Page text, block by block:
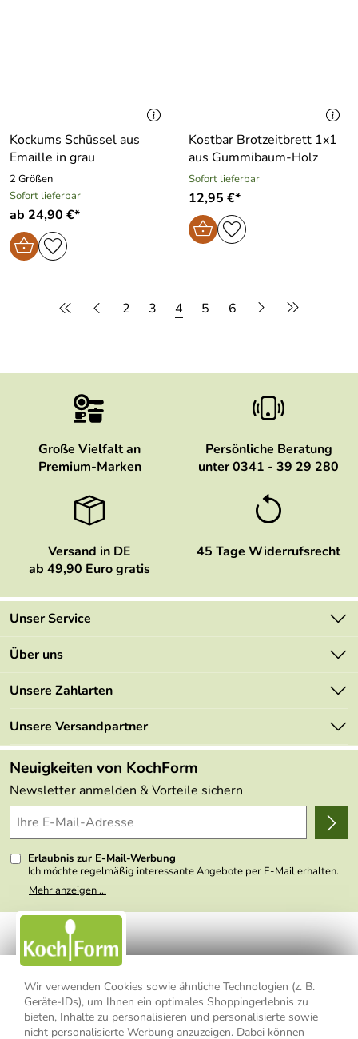
Wir verwenden Cookies sowie ähnliche Technologien (z. B.
Geräte-IDs), um Ihnen ein optimales Shoppingerlebnis zu
bieten, Inhalte zu personalisieren und personalisierte sowie
nicht personalisierte Werbung anzuzeigen. Dabei können
Kockums Schüssel aus
Emaille in grau
2 Größen
Sofort lieferbar
ab 24,90 €*
Kostbar Brotzeitbrett 1x1
aus Gummibaum-Holz
Sofort lieferbar
12,95 €*
2 3 4 5 6
Große Vielfalt an
Premium-Marken
Persönliche Beratung
unter 0341 - 39 29 280
Versand in DE
ab 49,90 Euro gratis
45 Tage Widerrufsrecht
Unser Service
Kontakt
Mehrwertsteuerfrei
Retourenportal
FAQs
Lieferbedingungen
Delivery Terms
Kundenlogin
Über uns
Marken
Angebote
Made in Germany
Themen
Wir über uns
Presse
Unsere Zahlarten
Unsere Versandpartner
Neuigkeiten von KochForm
Newsletter anmelden & Vorteile sichern
Erlaubnis zur E-Mail-Werbung
Ich möchte regelmäßig interessante Angebote per E-Mail erhalten.
Meine E-Mail-Adresse wird nicht an andere Unternehmen
weitergegeben. Zu statistischen Zwecken wird in anonymer Form
nicht erkennbar, welche konkrete Person geklickt hat. Diese
Einwilligung zur Nutzung meiner E-Mail- Adresse für Werbezwecke
kann ich jederzeit mit Wirkung für die Zukunft widerrufen, indem ich
den Link "Abmelden" am Ende des Newsletters anklicke oder die
Option Newsletter im Mitgliederbereich deaktiviere. Die
Datenschutzerklärung
habe ich zur Kenntnis genommen.
Mehr anzeigen ...
Impressum Datenschutzerklärung AGB